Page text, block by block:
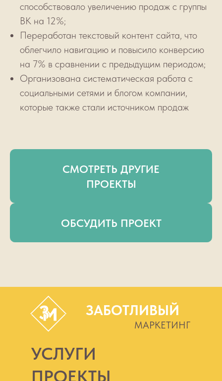
способствовало увеличению продаж с группы
ВК на 12%;
Переработан текстовый контент сайта, что
облегчило навигацию и повысило конверсию
на 7% в сравнении с предыдущим периодом;
Организована систематическая работа с
социальными сетями и блогом компании,
которые также стали источником продаж
СМОТРЕТЬ ДРУГИЕ
ПРОЕКТЫ
ОБСУДИТЬ ПРОЕКТ
УСЛУГИ
ПРОЕКТЫ
МАРКЕТИНГ
ЗАБОТЛИВЫЙ